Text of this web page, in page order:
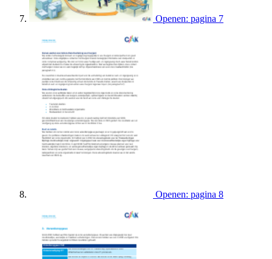
Openen: pagina 7
Openen: pagina 8